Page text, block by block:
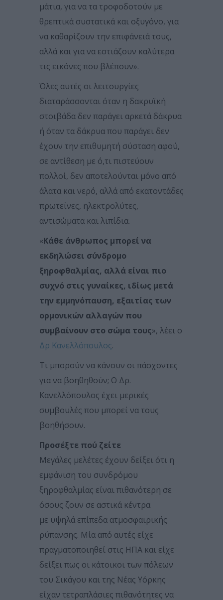
μάτια, για να τα τροφοδοτούν με
θρεπτικά συστατικά και οξυγόνο, για
να καθαρίζουν την επιφάνειά τους,
αλλά και για να εστιάζουν καλύτερα
τις εικόνες που βλέπουν».
Όλες αυτές οι λειτουργίες
διαταράσσονται όταν η δακρυϊκή
στοιβάδα δεν παράγει αρκετά δάκρυα
ή όταν τα δάκρυα που παράγει δεν
έχουν την επιθυμητή σύσταση αφού,
σε αντίθεση με ό,τι πιστεύουν
πολλοί, δεν αποτελούνται μόνο από
άλατα και νερό, αλλά από εκατοντάδες
πρωτεΐνες, ηλεκτρολύτες,
αντισώματα και λιπίδια.
«Κάθε άνθρωπος μπορεί να
εκδηλώσει σύνδρομο
ξηροφθαλμίας, αλλά είναι πιο
συχνό στις γυναίκες, ιδίως μετά
την εμμηνόπαυση, εξαιτίας των
ορμονικών αλλαγών που
συμβαίνουν στο σώμα τους», λέει ο
Δρ Κανελλόπουλος.
Τι μπορούν να κάνουν οι πάσχοντες
για να βοηθηθούν; Ο Δρ.
Κανελλόπουλος έχει μερικές
συμβουλές που μπορεί να τους
βοηθήσουν.
Προσέξτε πού ζείτε
Μεγάλες μελέτες έχουν δείξει ότι η
εμφάνιση του συνδρόμου
ξηροφθαλμίας είναι πιθανότερη σε
όσους ζουν σε αστικά κέντρα
με υψηλά επίπεδα ατμοσφαιρικής
ρύπανσης. Μία από αυτές είχε
πραγματοποιηθεί στις ΗΠΑ και είχε
δείξει πως οι κάτοικοι των πόλεων
του Σικάγου και της Νέας Υόρκης
είχαν τετραπλάσιες πιθανότητες να